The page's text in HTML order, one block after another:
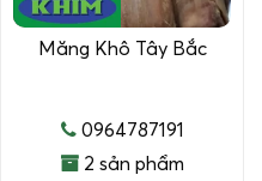
Măng Khô Tây Bắc
0964787191
2 sản phẩm